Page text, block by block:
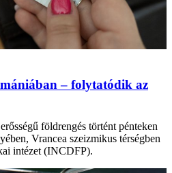
– folytatódik az
földrengés történt pénteken
Vrancea szeizmikus térségben
intézet (INCDFP).